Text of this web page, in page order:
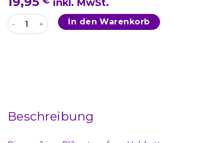
inkl. MwSt.
Jouissance Club Halskette von biird. Menge
In den Warenkorb
Beschreibung